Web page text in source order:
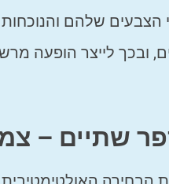
הצבעים שלהם
ובכך לייצר הופעה
שתיים –